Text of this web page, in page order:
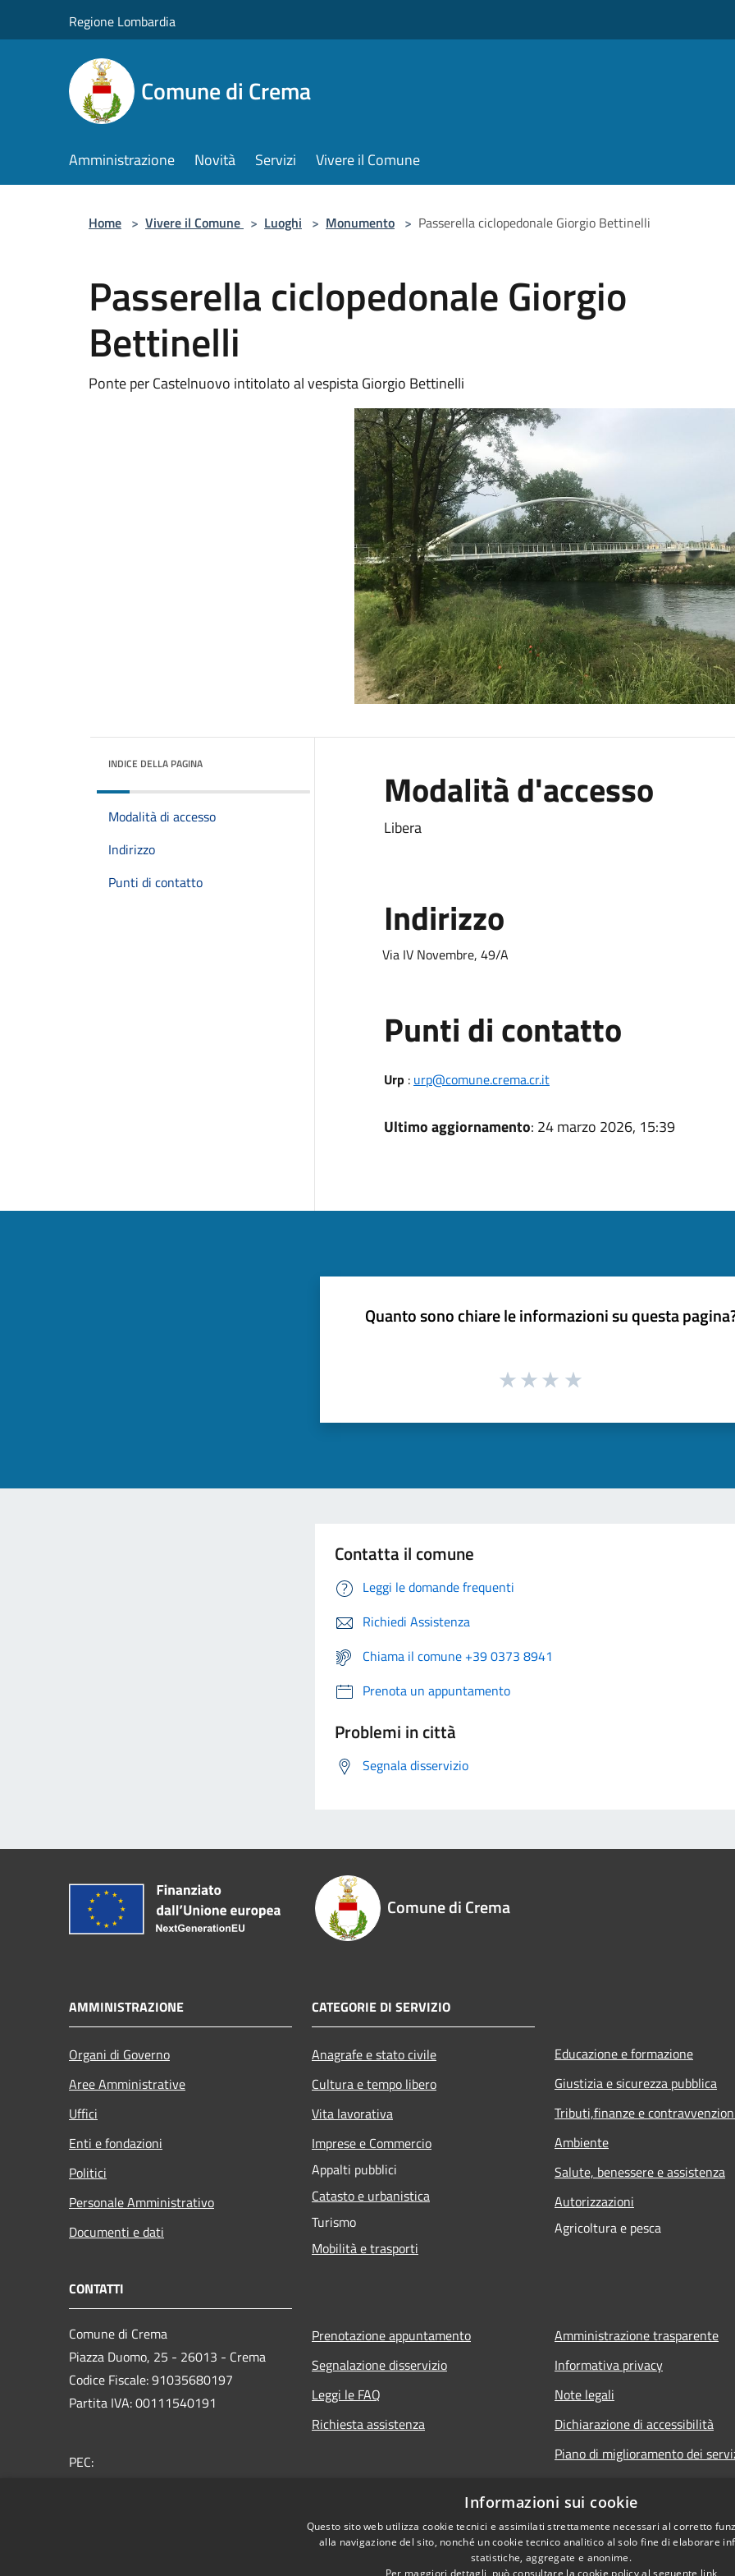
Regione Lombardia
Comune di Crema
Amministrazione Novità Servizi Vivere il Comune
Home > Vivere il Comune > Luoghi > Monumento > Passerella ciclopedonale Giorgio Bettinelli
Passerella ciclopedonale Giorgio
Bettinelli
Ponte per Castelnuovo intitolato al vespista Giorgio Bettinelli
INDICE DELLA PAGINA
Modalità di accesso
Indirizzo
Punti di contatto
Modalità d'accesso
Libera
Indirizzo
Via IV Novembre, 49/A
Punti di contatto
Urp : urp@comune.crema.cr.it
Ultimo aggiornamento: 24 marzo 2026, 15:39
Quanto sono chiare le informazioni su questa
Contatta il comune
Leggi le domande frequenti
Richiedi Assistenza
Chiama il comune +39 0373 8941
Prenota un appuntamento
Problemi in città
Segnala disservizio
Comune di Crema
AMMINISTRAZIONE
Organi di Governo
Aree Amministrative
Uffici
Enti e fondazioni
Politici
Personale Amministrativo
Documenti e dati
CATEGORIE DI SERVIZIO
Anagrafe e stato civile
Cultura e tempo libero
Vita lavorativa
Imprese e Commercio
Appalti pubblici
Catasto e urbanistica
Turismo
Mobilità e trasporti
Educazione e formazione
Giustizia e sicurezza pubblica
Tributi,finanze e
Ambiente
Salute, benessere e assistenza
Autorizzazioni
Agricoltura e pesca
CONTATTI
Comune di Crema
Piazza Duomo, 25 - 26013 - Crema
Codice Fiscale: 91035680197
Partita IVA: 00111540191
PEC:
Prenotazione appuntamento
Segnalazione disservizio
Leggi le FAQ
Richiesta assistenza
Amministrazione trasparente
Informativa privacy
Note legali
Dichiarazione di accessibilità
Piano di miglioramento dei
Informazioni sui cookie
Questo sito web utilizza cookie tecnici e assimilati strettamente necessari al corretto
alla navigazione del sito, nonché un cookie tecnico analitico al solo fine di elaborare
statistiche, aggregate e anonime.
Per maggiori dettagli, può consultare la cookie policy al seguente link